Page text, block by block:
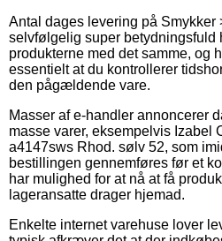
Antal dages levering på Smykker
selvfølgelig super betydningsfuld
produkterne med det samme, og
essentielt at du kontrollerer
den pågældende vare.
Masser af e-handler annoncerer
masse varer, eksempelvis Izabel
a4147sws Rhod. sølv 52, som
bestillingen gennemføres før et
har mulighed for at nå at få
lageransatte drager hjemad.
Enkelte internet varehuse lover